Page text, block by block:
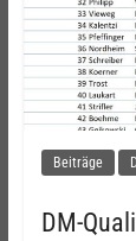
Beiträge
DM-